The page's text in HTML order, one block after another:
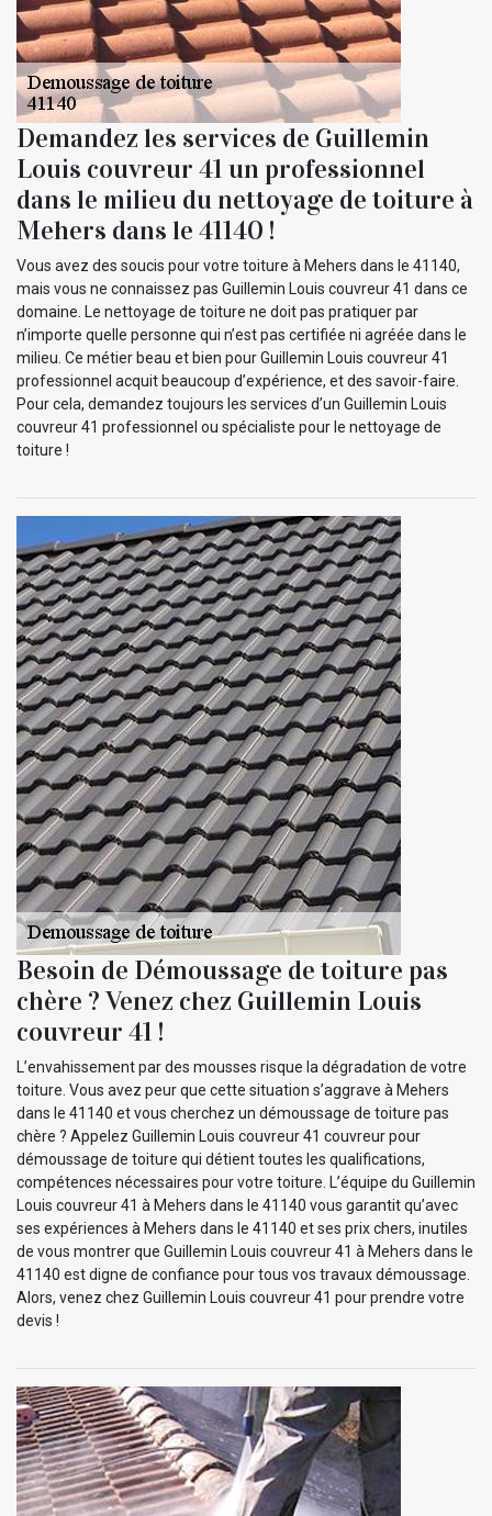
Demandez les services de Guillemin
Louis couvreur 41 un professionnel
dans le milieu du nettoyage de toiture à
Mehers dans le 41140 !
Vous avez des soucis pour votre toiture à Mehers dans le 41140,
mais vous ne connaissez pas Guillemin Louis couvreur 41 dans ce
domaine. Le nettoyage de toiture ne doit pas pratiquer par
n’importe quelle personne qui n’est pas certifiée ni agréée dans le
milieu. Ce métier beau et bien pour Guillemin Louis couvreur 41
professionnel acquit beaucoup d’expérience, et des savoir-faire.
Pour cela, demandez toujours les services d’un Guillemin Louis
couvreur 41 professionnel ou spécialiste pour le nettoyage de
toiture !
Besoin de Démoussage de toiture pas
chère ? Venez chez Guillemin Louis
couvreur 41 !
L’envahissement par des mousses risque la dégradation de votre
toiture. Vous avez peur que cette situation s’aggrave à Mehers
dans le 41140 et vous cherchez un démoussage de toiture pas
chère ? Appelez Guillemin Louis couvreur 41 couvreur pour
démoussage de toiture qui détient toutes les qualifications,
compétences nécessaires pour votre toiture. L’équipe du Guillemin
Louis couvreur 41 à Mehers dans le 41140 vous garantit qu’avec
ses expériences à Mehers dans le 41140 et ses prix chers, inutiles
de vous montrer que Guillemin Louis couvreur 41 à Mehers dans le
41140 est digne de confiance pour tous vos travaux démoussage.
Alors, venez chez Guillemin Louis couvreur 41 pour prendre votre
devis !